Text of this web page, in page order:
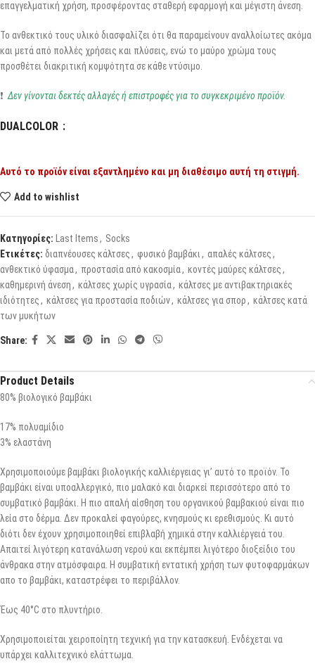
επαγγελματική χρήση, προσφέροντας σταθερή εφαρμογή και μέγιστη άνεση.
Το ανθεκτικό τους υλικό διασφαλίζει ότι θα παραμείνουν αναλλοίωτες ακόμα
και μετά από πολλές χρήσεις και πλύσεις, ενώ το μαύρο χρώμα τους
προσθέτει διακριτική κομψότητα σε κάθε ντύσιμο.
❗ Δεν γίνονται δεκτές αλλαγές ή επιστροφές για το συγκεκριμένο προϊόν.
DUALCOLOR
Αυτό το προϊόν είναι εξαντλημένο και μη διαθέσιμο αυτή τη στιγμή.
Add to wishlist
Κατηγορίες: Last Items, Socks
Ετικέτες: διαπνέουσες κάλτσες, φυσικό βαμβάκι, απαλές κάλτσες,
ανθεκτικό ύφασμα, προστασία από κακοσμία, κοντές μαύρες κάλτσες,
καθημερινή άνεση, κάλτσες χωρίς υγρασία, κάλτσες με αντιβακτηριακές
ιδιότητες, κάλτσες για προστασία ποδιών, κάλτσες για σπορ, κάλτσες κατά
των μυκήτων
Share:
Product Details
80% βιολογικό βαμβάκι
17% πολυαμίδιο
3% ελαστάνη
Χρησιμοποιούμε βαμβάκι βιολογικής καλλιέργειας γι’ αυτό το προϊόν. Το
βαμβάκι είναι υποαλλεργικό, πιο μαλακό και διαρκεί περισσότερο από το
συμβατικό βαμβάκι. Η πιο απαλή αίσθηση του οργανικού βαμβακιού είναι πιο
λεία στο δέρμα. Δεν προκαλεί φαγούρες, κνησμούς κι ερεθισμούς. Κι αυτό
διότι δεν έχουν χρησιμοποιηθεί επιβλαβή χημικά στην καλλιέργειά του.
Απαιτεί λιγότερη κατανάλωση νερού και εκπέμπει λιγότερο διοξείδιο του
άνθρακα στην ατμόσφαιρα. Η συμβατική εντατική χρήση των φυτοφαρμάκων
απο το βαμβάκι, καταστρέφει το περιβάλλον.
Έως 40°C στο πλυντήριο.
Χρησιμοποιείται χειροποίητη τεχνική για την κατασκευή. Ενδέχεται να
υπάρχει καλλιτεχνικό ελάττωμα.